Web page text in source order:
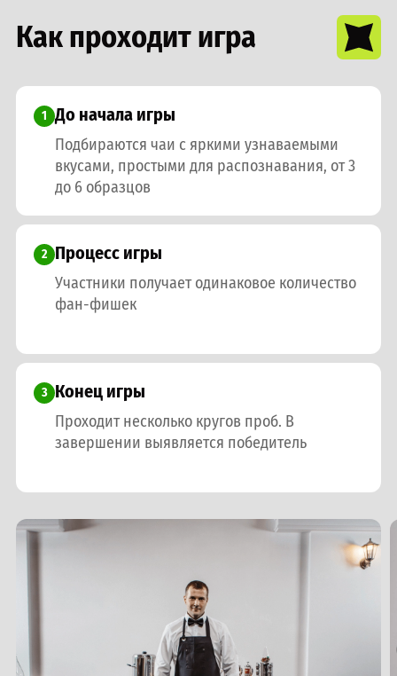
Как проходит игра
1 До начала игры
Подбираются чаи с яркими узнаваемыми
вкусами, простыми для распознавания, от 3
до 6 образцов
2 Процесс игры
Участники получает одинаковое количество
фан-фишек
3 Конец игры
Проходит несколько кругов проб. В
завершении выявляется победитель